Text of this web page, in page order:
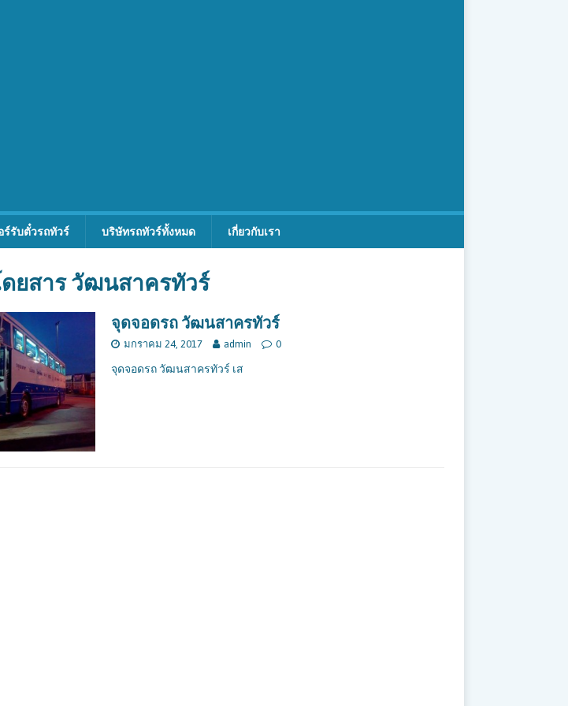
ร์รับตั๋วรถทัวร์ บริษัทรถทัวร์ทั้งหมด เกี่ยวกับเรา
ยสาร วัฒนสาครทัวร์
จุดจอดรถ วัฒนสาครทัวร์
มกราคม 24, 2017 admin 0
จุดจอดรถ วัฒนสาครทัวร์ เส